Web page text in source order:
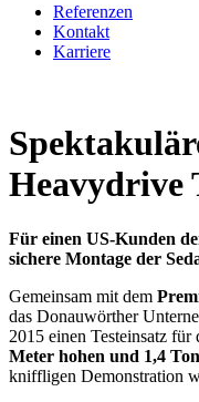
Referenzen
Kontakt
Karriere
Heavydrive
Für einen US-Kunden
sichere Montage der
Gemeinsam mit dem
das Donauwörther
2015 einen Testeinsatz
Meter hohen und 1,4
kniffligen Demonstration